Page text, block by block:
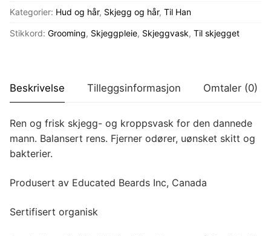
ml
Kategorier: Hud og hår, Skjegg og hår, Til Han
Stikkord: Grooming, Skjeggpleie, Skjeggvask, Til skjegget
Beskrivelse Tilleggsinformasjon Omtaler (0)
Ren og frisk skjegg- og kroppsvask for den dannede
mann. Balansert rens. Fjerner odører, uønsket skitt og
bakterier.
Produsert av Educated Beards Inc, Canada
Sertifisert organisk